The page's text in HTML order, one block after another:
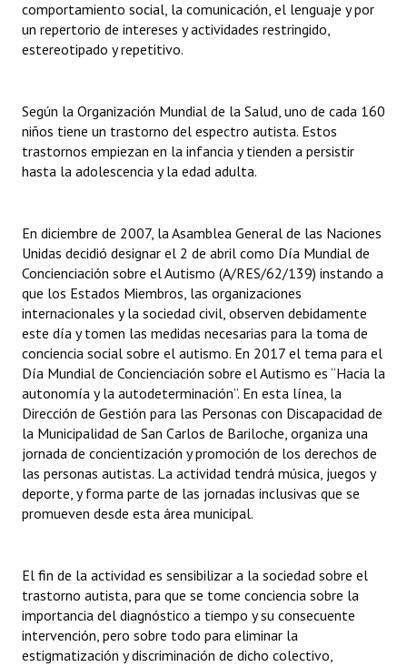
Entrega de distinciones
REFORMA DE LA CARTA ORGÁNICA
comportamiento social, la comunicación, el lenguaje y por
un repertorio de intereses y actividades restringido,
estereotipado y repetitivo.
Según la Organización Mundial de la Salud, uno de cada 160
niños tiene un trastorno del espectro autista. Estos
trastornos empiezan en la infancia y tienden a persistir
hasta la adolescencia y la edad adulta.
En diciembre de 2007, la Asamblea General de las Naciones
Unidas decidió designar el 2 de abril como Día Mundial de
Concienciación sobre el Autismo (A/RES/62/139) instando a
que los Estados Miembros, las organizaciones
internacionales y la sociedad civil, observen debidamente
este día y tomen las medidas necesarias para la toma de
conciencia social sobre el autismo. En 2017 el tema para el
Día Mundial de Concienciación sobre el Autismo es “Hacia la
autonomía y la autodeterminación”. En esta línea, la
Dirección de Gestión para las Personas con Discapacidad de
la Municipalidad de San Carlos de Bariloche, organiza una
jornada de concientización y promoción de los derechos de
las personas autistas. La actividad tendrá música, juegos y
deporte, y forma parte de las jornadas inclusivas que se
promueven desde esta área municipal.
El fin de la actividad es sensibilizar a la sociedad sobre el
trastorno autista, para que se tome conciencia sobre la
importancia del diagnóstico a tiempo y su consecuente
intervención, pero sobre todo para eliminar la
estigmatización y discriminación de dicho colectivo,